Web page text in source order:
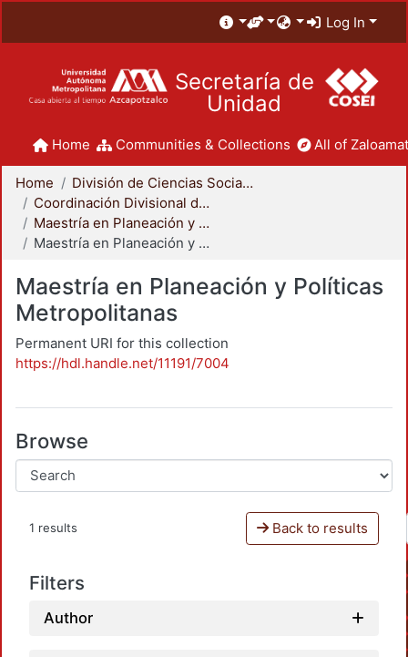
Log In
Secretaría de
Unidad
Home Communities & Collections All of
Home
División de Ciencias Sociales y Humanidades
Coordinación Divisional de Posgrado
Maestría en Planeación y Políticas Metropolitanas
Maestría en Planeación y Políticas Metropolitanas
Maestría en Planeación y Políticas
Metropolitanas
Permanent URI for this collection
https://hdl.handle.net/11191/7004
Browse
1 results Back to results
Filters
Author